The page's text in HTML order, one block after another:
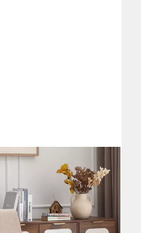
Relaxsessel
St), Ergonomischer Sessel